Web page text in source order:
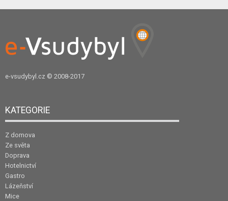
e-vsudybyl.cz © 2008-2017
KATEGORIE
Z domova
Ze světa
Doprava
Hotelnictví
Gastro
Lázeňství
Mice